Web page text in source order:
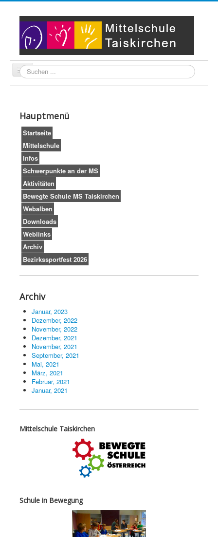
Suche
Impressum
Hauptmenü
Startseite
Mittelschule
Infos
Schwerpunkte an der MS
Aktivitäten
Bewegte Schule MS Taiskirchen
Webalben
Downloads
Weblinks
Archiv
Bezirkssportfest 2026
Archiv
Januar, 2023
Dezember, 2022
November, 2022
Dezember, 2021
November, 2021
September, 2021
Mai, 2021
März, 2021
Februar, 2021
Januar, 2021
Mittelschule Taiskirchen
Schule in Bewegung